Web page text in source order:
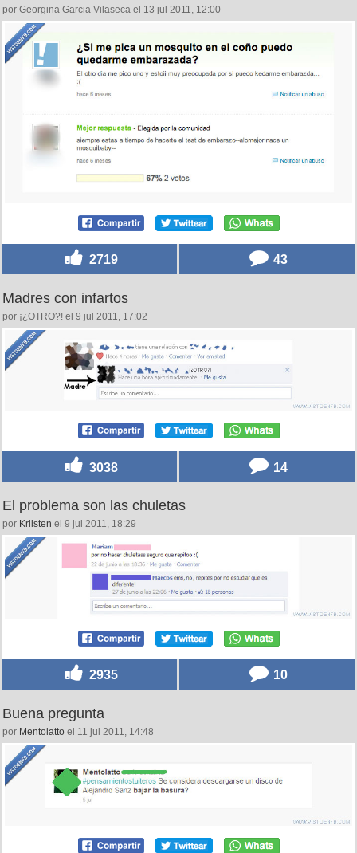
por Georgina Garcia Vilaseca el 13 jul 2011, 12:00
2719 43
Madres con infartos
por ¡¿OTRO?! el 9 jul 2011, 17:02
3038 14
El problema son las chuletas
por Kriisten el 9 jul 2011, 18:29
2935 10
Buena pregunta
por Mentolatto el 11 jul 2011, 14:48